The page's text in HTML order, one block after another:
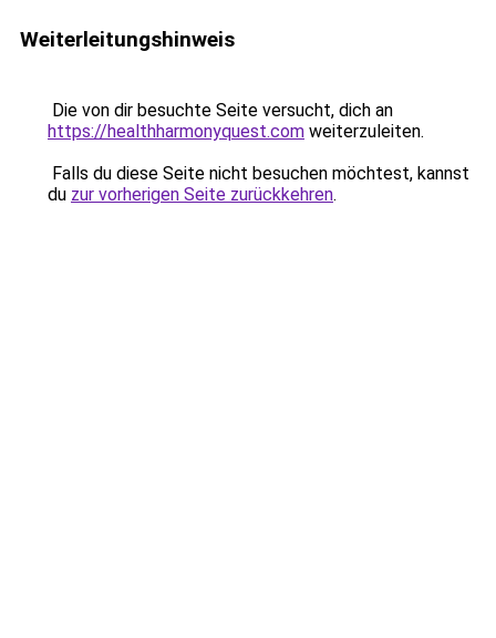
Weiterleitungshinweis
Die von dir besuchte Seite versucht, dich an
https://healthharmonyquest.com weiterzuleiten.
Falls du diese Seite nicht besuchen möchtest, kannst
du zur vorherigen Seite zurückkehren.